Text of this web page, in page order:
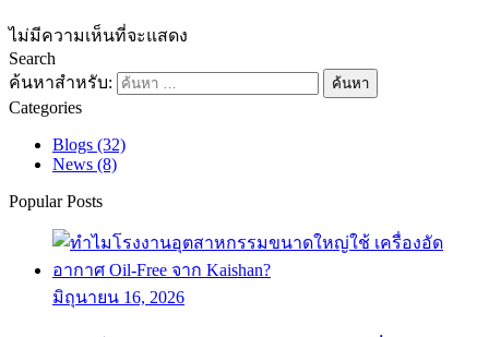
ไม่มีความเห็นที่จะแสดง
Search
ค้นหาสำหรับ:
Categories
Blogs (32)
News (8)
Popular Posts
มิถุนายน 16, 2026